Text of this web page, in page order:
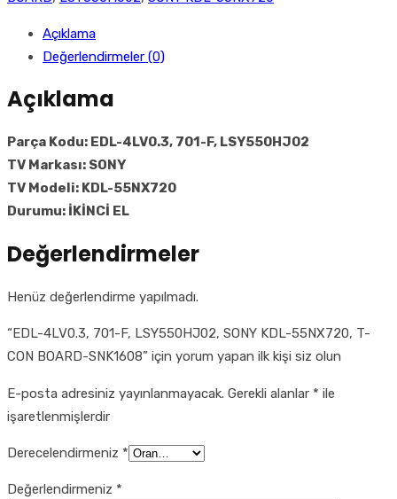
Açıklama
Değerlendirmeler (0)
Açıklama
Parça Kodu: EDL-4LV0.3, 701-F, LSY550HJ02
TV Markası: SONY
TV Modeli: KDL-55NX720
Durumu: İKİNCİ EL
Değerlendirmeler
Henüz değerlendirme yapılmadı.
“EDL-4LV0.3, 701-F, LSY550HJ02, SONY KDL-55NX720, T-
CON BOARD-SNK1608” için yorum yapan ilk kişi siz olun
E-posta adresiniz yayınlanmayacak. Gerekli alanlar * ile
işaretlenmişlerdir
Derecelendirmeniz *
Değerlendirmeniz *